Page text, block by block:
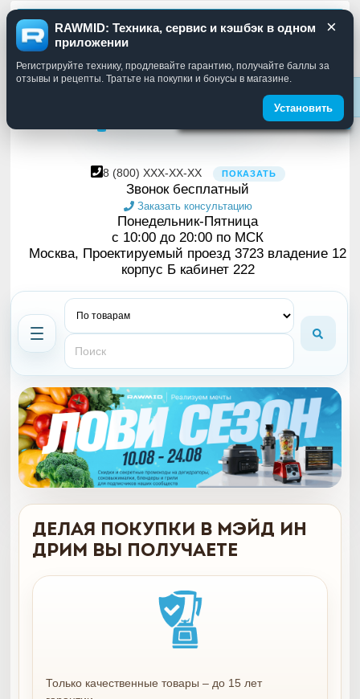
Москва RUB
Смена языка
в меню слева
8 (800) XXX-XX-XX ПОКАЗАТЬ
Звонок бесплатный
Заказать консультацию
Понедельник-Пятница
с 10:00 до 20:00 по МСК
Москва, Проектируемый проезд 3723 владение 12
корпус Б кабинет 222
RAWMID: Техника, сервис и кэшбэк в одном
приложении
×
Регистрируйте технику, продлевайте гарантию, получайте баллы за
отзывы и рецепты. Тратьте на покупки и бонусы в магазине.
Установить
Делая покупки в Мэйд ин
Дрим вы получаете
Только качественные товары – до 15 лет